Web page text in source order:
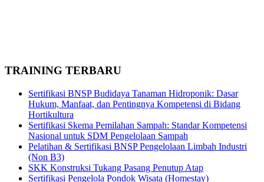
TRAINING TERBARU
Sertifikasi BNSP Budidaya Tanaman Hidroponik: Dasar
Hukum, Manfaat, dan Pentingnya Kompetensi di Bidang
Hortikultura
Sertifikasi Skema Pemilahan Sampah: Standar Kompetensi
Nasional untuk SDM Pengelolaan Sampah
Pelatihan & Sertifikasi BNSP Pengelolaan Limbah Industri
(Non B3)
SKK Konstruksi Tukang Pasang Penutup Atap
Sertifikasi Pengelola Pondok Wisata (Homestay)